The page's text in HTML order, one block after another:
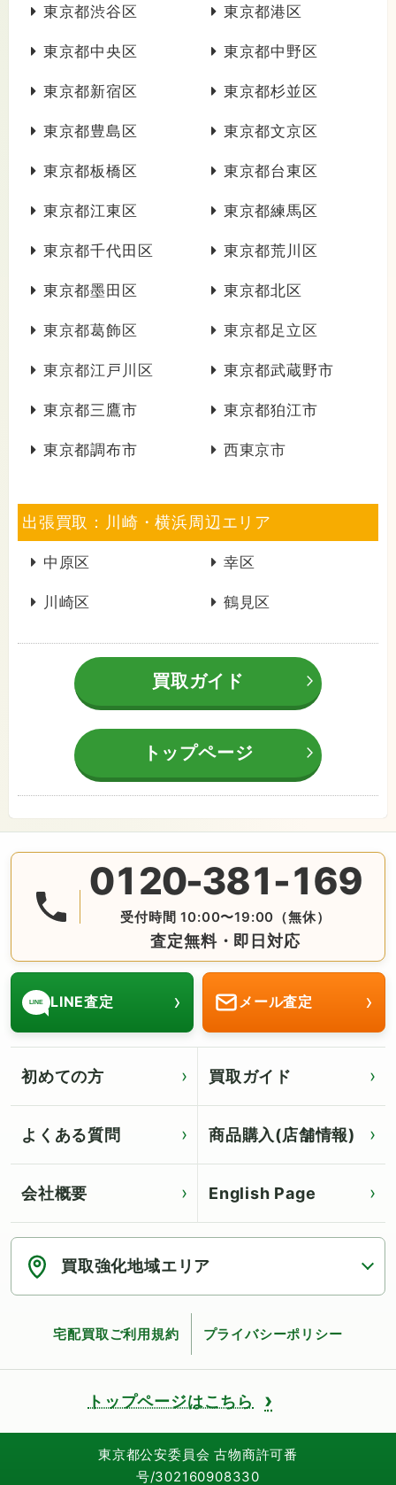
東京都渋谷区 東京都港区
東京都中央区 東京都中野区
東京都新宿区 東京都杉並区
東京都豊島区 東京都文京区
東京都板橋区 東京都台東区
東京都江東区 東京都練馬区
東京都千代田区 東京都荒川区
東京都墨田区 東京都北区
東京都葛飾区 東京都足立区
東京都江戸川区 東京都武蔵野市
東京都三鷹市 東京都狛江市
東京都調布市 西東京市
出張買取：川崎・横浜周辺エリア
中原区 幸区
川崎区 鶴見区
買取ガイド
トップページ
0120-381-169
受付時間 10:00〜19:00（無休）
査定無料・即日対応
無料の電話査定・見積もり お問合せは番号をタップ♪
LINE LINE査定 › メール査定 ›
初めての方 買取ガイド
よくある質問 商品購入(店舗情報)
会社概要 English Page
Click for English page
買取強化地域エリア
宅配買取ご利用規約 プライバシーポリシー
トップページはこちら
東京都公安委員会 古物商許可番
号/302160908330